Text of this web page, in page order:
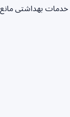
خدمات بهداشتی مانع